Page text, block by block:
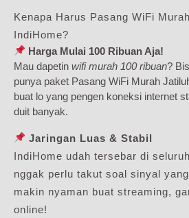
Kenapa Harus Pasang WiFi
IndiHome?
Harga Mulai 100 Ribuan Aja!
Mau dapetin wifi murah 100 ribuan?
punya paket Pasang WiFi Murah
buat lo yang pengen koneksi internet
duit banyak.
Jaringan Luas & Stabil
IndiHome udah tersebar di
nggak perlu takut soal sinyal
makin nyaman buat streaming,
online!